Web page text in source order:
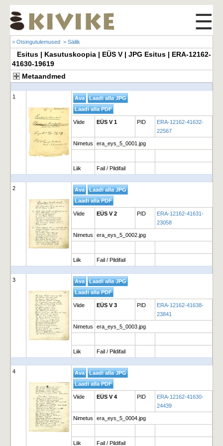
☰
> Otsingutulemused > Säilik
Esitus | Kasutuskoopia | EÜS V | JPG Esitus | ERA-12162-
41630-19619
Metaandmed
1
Viide EÜS V 1 PID
ERA-12162-41632-
22567
Nimetus era_eys_5_0001.jpg
Liik Fail / Pildifail
2
Viide EÜS V 2 PID
ERA-12162-41631-
23058
Nimetus era_eys_5_0002.jpg
Liik Fail / Pildifail
3
Viide EÜS V 3 PID
ERA-12162-41638-
23841
Nimetus era_eys_5_0003.jpg
Liik Fail / Pildifail
4
Viide EÜS V 4 PID
ERA-12162-41630-
24439
Nimetus era_eys_5_0004.jpg
Liik Fail / Pildifail